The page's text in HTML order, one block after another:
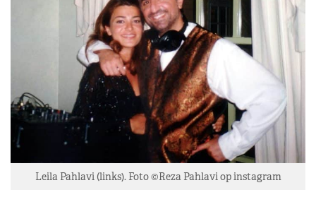
Leila Pahlavi (links). Foto ©Reza Pahlavi op instagram